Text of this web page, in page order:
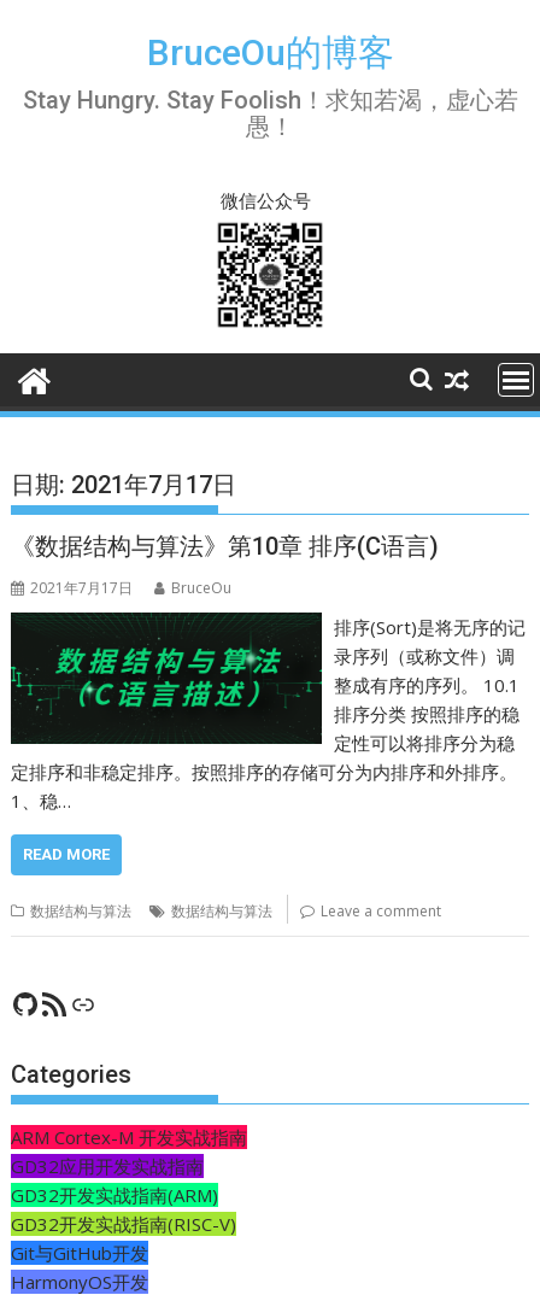
BruceOu的博客
Stay Hungry. Stay Foolish！求知若渴，虚心若
愚！
微信公众号
日期: 2021年7月17日
《数据结构与算法》第10章 排序(C语言)
2021年7月17日 BruceOu
排序(Sort)是将无序的记
录序列（或称文件）调
整成有序的序列。 10.1
排序分类 按照排序的稳
定性可以将排序分为稳
定排序和非稳定排序。按照排序的存储可分为内排序和外排序。
1、稳…
READ MORE
数据结构与算法 数据结构与算法 Leave a comment
GitHub
RSS FeedCSDN
Categories
ARM Cortex-M 开发实战指南
GD32应用开发实战指南
GD32开发实战指南(ARM)
GD32开发实战指南(RISC-V)
Git与GitHub开发
HarmonyOS开发